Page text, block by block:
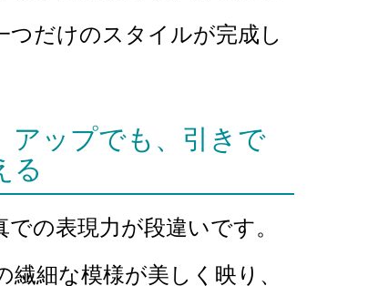
つだけのスタイルが完成し
アップでも、引きで
る
の表現力が段違いです。
細な模様が美しく映り、